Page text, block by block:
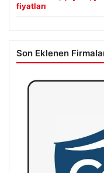
fiyatları
Son Eklenen